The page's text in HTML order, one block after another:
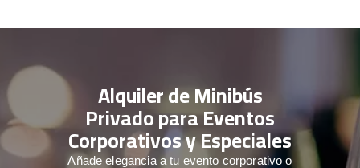
Alquiler de Minibús
Privado para Eventos
Corporativos y Especiales
Añade elegancia a tu evento corporativo o